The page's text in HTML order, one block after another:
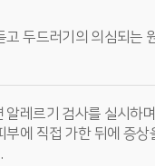
고 두드러기의 의심되는
알레르기 검사를 실시하
부에 직접 가한 뒤에 증상